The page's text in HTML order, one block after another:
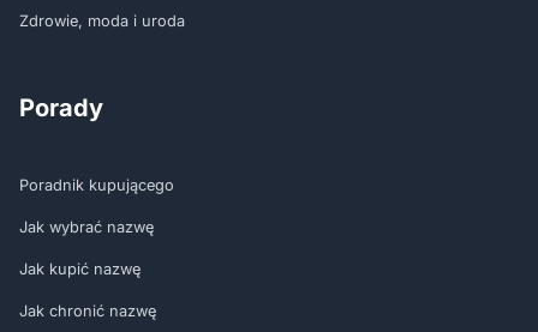
Zdrowie, moda i uroda
Porady
Poradnik kupującego
Jak wybrać nazwę
Jak kupić nazwę
Jak chronić nazwę